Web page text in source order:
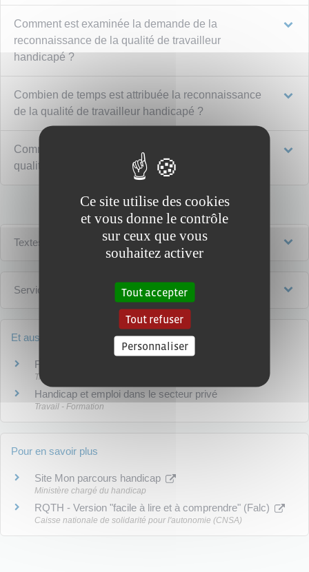
Comment est examinée la demande de la
reconnaissance de la qualité de travailleur
handicapé ?
Combien de temps est attribuée la reconnaissance
de la qualité de travailleur handicapé ?
Comment renouveler la reconnaissance de la
qualité de travailleur handicapé ?
Textes de référence
Services en ligne et formulaires
Et aussi
Formation des personnes handicapées
Travail - Formation
Handicap et emploi dans le secteur privé
Travail - Formation
Pour en savoir plus
Site Mon parcours handicap
Ministère chargé du handicap
RQTH - Version "facile à lire et à comprendre" (Falc)
Caisse nationale de solidarité pour l'autonomie (CNSA)
Ce site utilise des cookies
et vous donne le contrôle
sur ceux que vous
souhaitez activer
Tout accepter
Tout refuser
Personnaliser